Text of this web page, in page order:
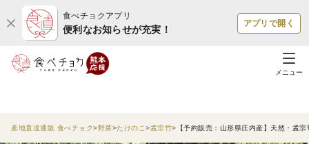
食べチョクアプリ
便利なお知らせが充実！
アプリで開く
メニュー
産地直送通販 食べチョク 野菜 たけのこ 孟宗竹 【予約販売：山形県庄内産】天然・孟